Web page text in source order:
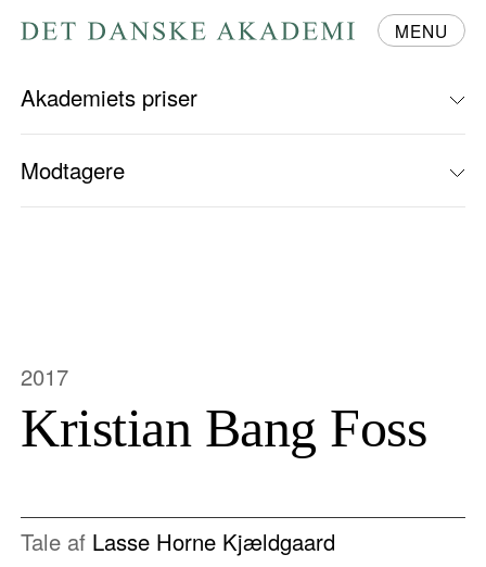
forsiden
MENU
Akademiets priser
Modtagere
2017
Kristian Bang Foss
Tale af Lasse Horne Kjældgaard